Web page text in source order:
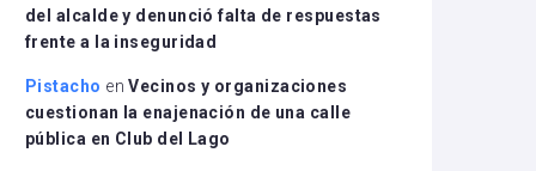
del alcalde y denunció falta de respuestas
frente a la inseguridad
Pistacho enVecinos y organizaciones
cuestionan la enajenación de una calle
pública en Club del Lago